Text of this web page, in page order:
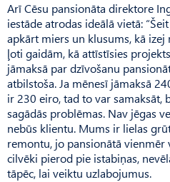
Arī Cēsu pansionāta direktore
iestāde atrodas ideālā vietā:
apkārt miers un klusums, kā izej
ļoti gaidām, kā attīstīsies
jāmaksā par dzīvošanu
atbilstoša. Ja mēnesī jāmaksā
ir 230 eiro, tad to var samaksāt,
sagādās problēmas. Nav jēgas
nebūs klientu. Mums ir lielas
remontu, jo pansionātā vienmēr
cilvēki pierod pie istabiņas,
tāpēc, lai veiktu uzlabojumus.